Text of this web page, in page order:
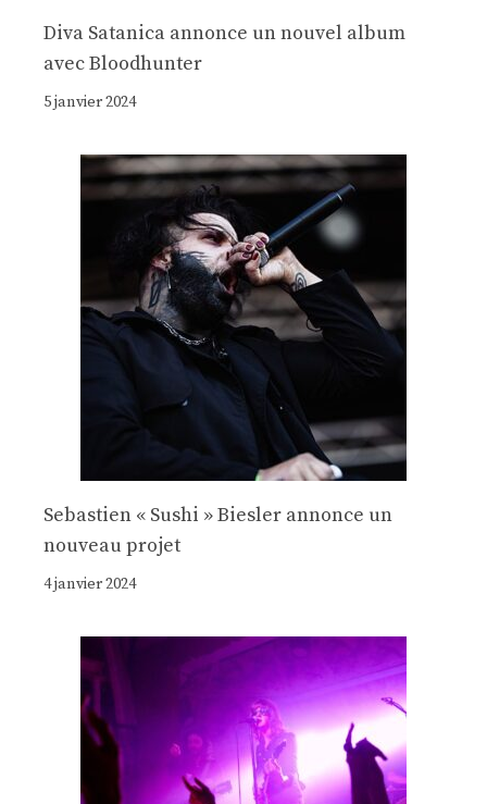
Diva Satanica annonce un nouvel album
avec Bloodhunter
5 janvier 2024
Sebastien « Sushi » Biesler annonce un
nouveau projet
4 janvier 2024